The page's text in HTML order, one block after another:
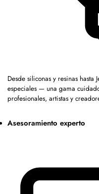
Desde siliconas y resinas hasta
especiales — una gama
profesionales, artistas y
Asesoramiento experto